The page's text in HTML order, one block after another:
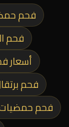
فحم
فحم
أسعار
فحم
فحم حمضيات